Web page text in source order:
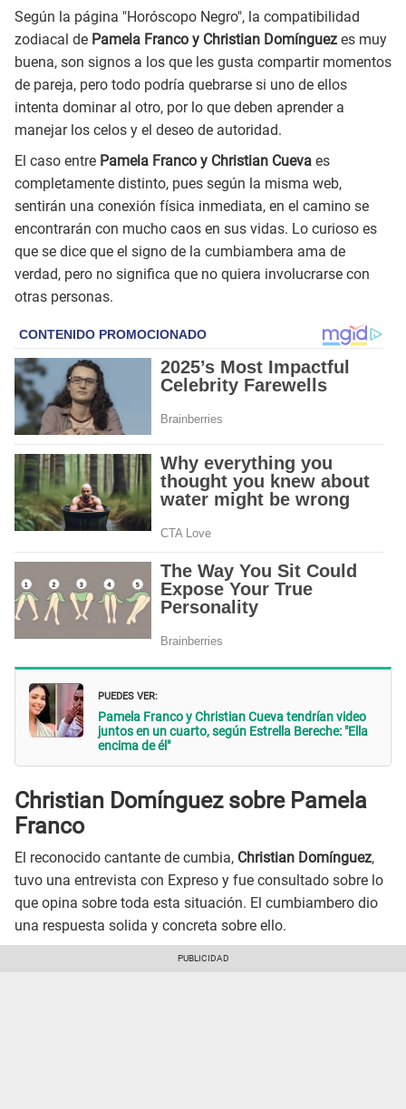
Según la página "Horóscopo Negro", la compatibilidad
zodiacal de Pamela Franco y Christian Domínguez es muy
buena, son signos a los que les gusta compartir momentos
de pareja, pero todo podría quebrarse si uno de ellos
intenta dominar al otro, por lo que deben aprender a
manejar los celos y el deseo de autoridad.
El caso entre Pamela Franco y Christian Cueva es
completamente distinto, pues según la misma web,
sentirán una conexión física inmediata, en el camino se
encontrarán con mucho caos en sus vidas. Lo curioso es
que se dice que el signo de la cumbiambera ama de
verdad, pero no significa que no quiera involucrarse con
otras personas.
PUEDES VER:
Pamela Franco y Christian Cueva tendrían video
juntos en un cuarto, según Estrella Bereche: "Ella
encima de él"
Christian Domínguez sobre Pamela
Franco
El reconocido cantante de cumbia, Christian Domínguez,
tuvo una entrevista con Expreso y fue consultado sobre lo
que opina sobre toda esta situación. El cumbiambero dio
una respuesta solida y concreta sobre ello.